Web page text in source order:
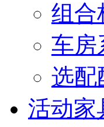
组合
车房
选配
活动家